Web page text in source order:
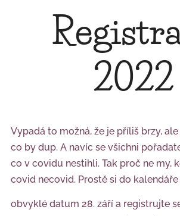
2022
Vypadá to možná, že je příliš brzy,
co by dup. A navíc se všichni
co v covidu nestihli. Tak proč ne my,
covid necovid. Prostě si do
obvyklé datum 28. září a registrujte